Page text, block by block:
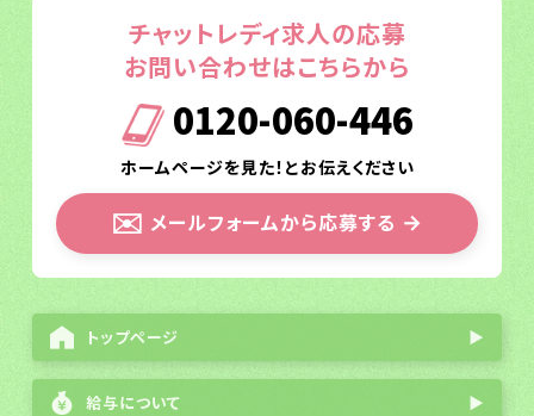
チャットレディ求人の応募
お問い合わせはこちらから
0120-060-446
ホームページを見た！とお伝えください
✉️ メールフォームから応募する →
トップページ ▶
給与について ▶